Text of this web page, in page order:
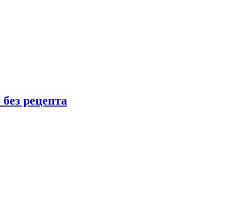
рецепта